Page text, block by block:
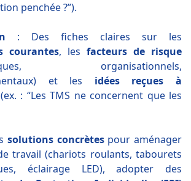
penchée ?”).
: Des fiches claires sur les
courantes, les facteurs de risque
organisationnels,
et les idées reçues à
(ex. : “Les TMS ne concernent que les
solutions concrètespour aménager
travail (chariots roulants, tabourets
éclairage LED), adopter des